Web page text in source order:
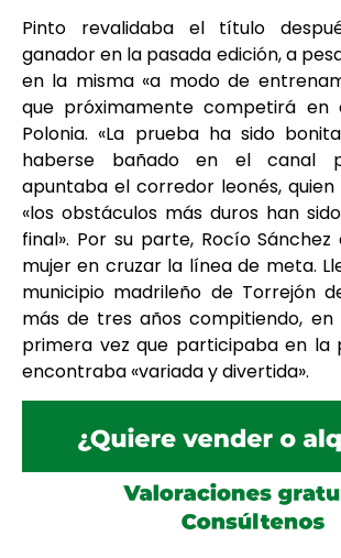
Pinto revalidaba el título
ganador en la pasada edición, a
en la misma «a modo de
que próximamente competirá en
Polonia. «La prueba ha sido
haberse bañado en el canal
apuntaba el corredor leonés,
«los obstáculos más duros han
final». Por su parte, Rocío
mujer en cruzar la línea de meta.
municipio madrileño de Torrejón
más de tres años compitiendo,
primera vez que participaba en la
encontraba «variada y divertida».